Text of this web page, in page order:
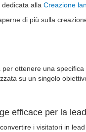
alla Creazione
di più sulla
ottenere una
su un singolo
efficace per la
i visitatori in